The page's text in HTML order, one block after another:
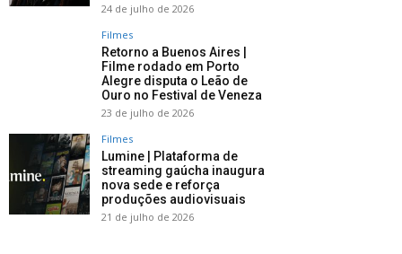
24 de julho de 2026
Filmes
Retorno a Buenos Aires |
Filme rodado em Porto
Alegre disputa o Leão de
Ouro no Festival de Veneza
23 de julho de 2026
Filmes
Lumine | Plataforma de
streaming gaúcha inaugura
nova sede e reforça
produções audiovisuais
21 de julho de 2026